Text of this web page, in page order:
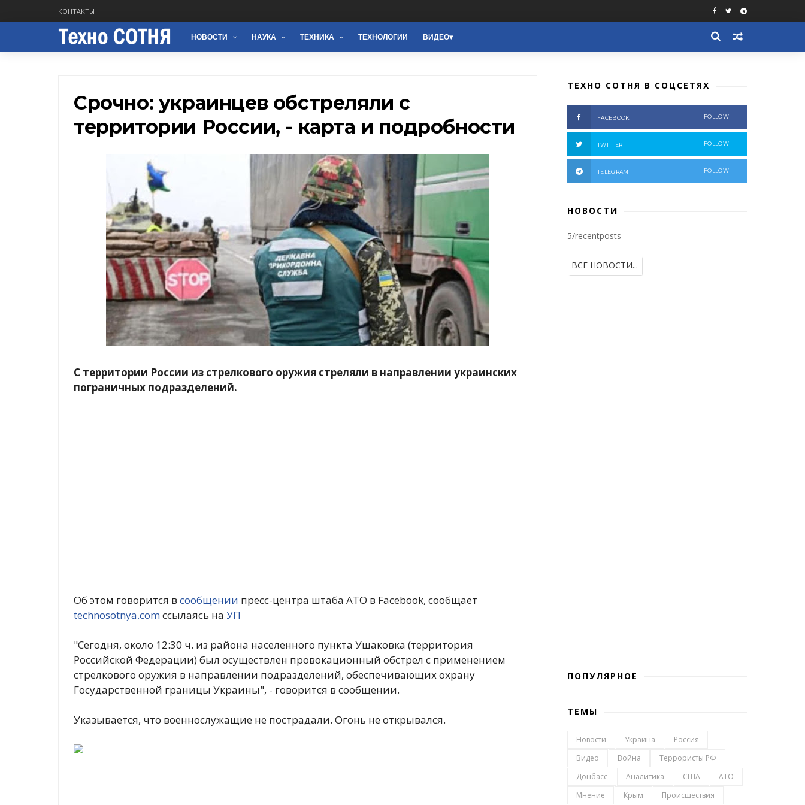
КОНТАКТЫ
НОВОСТИ НАУКА ТЕХНИКА ТЕХНОЛОГИИ ВИДЕО
Срочно: украинцев обстреляли с
территории России, - карта и подробности
С территории России из стрелкового оружия стреляли в направлении украинских
пограничных подразделений.
Об этом говорится в сообщении пресс-центра штаба АТО в Facebook, сообщает
technosotnya.comссылаясь на УП
"Сегодня, около 12:30 ч. из района населенного пункта Ушаковка (территория
Российской Федерации) был осуществлен провокационный обстрел с применением
стрелкового оружия в направлении подразделений, обеспечивающих охрану
Государственной границы Украины", - говорится в сообщении.
Указывается, что военнослужащие не пострадали. Огонь не открывался.
ТЕХНО СОТНЯ В СОЦСЕТЯХ
FACEBOOK FOLLOW
TWITTER FOLLOW
TELEGRAM FOLLOW
НОВОСТИ
5/recentposts
ВСЕ НОВОСТИ...
ПОПУЛЯРНОЕ
ТЕМЫ
Новости Украина
Россия
Видео
Война
Террористы РФ
Донбасс
Аналитика США
АТО
Мнение
Крым
Происшествия